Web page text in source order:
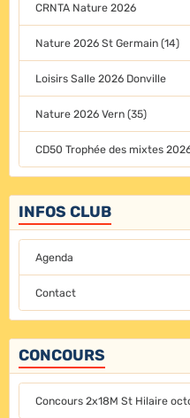
CRNTA Nature 2026
Nature 2026 St Germain (14)
Loisirs Salle 2026 Donville
Nature 2026 Vern (35)
CD50 Trophée des mixtes
INFOS CLUB
Agenda
Contact
CONCOURS
Concours 2x18M St Hilaire